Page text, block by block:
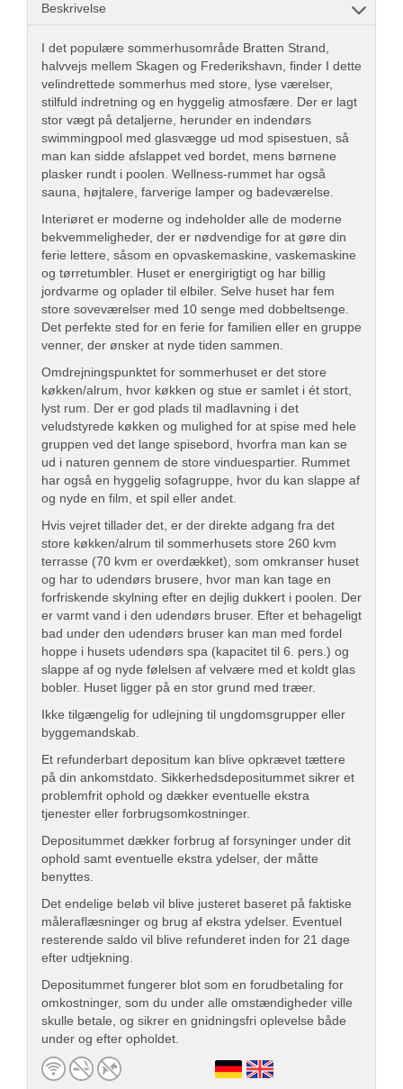
Beskrivelse
I det populære sommerhusområde Bratten Strand,
halvvejs mellem Skagen og Frederikshavn, finder I dette
velindrettede sommerhus med store, lyse værelser,
stilfuld indretning og en hyggelig atmosfære. Der er lagt
stor vægt på detaljerne, herunder en indendørs
swimmingpool med glasvægge ud mod spisestuen, så
man kan sidde afslappet ved bordet, mens børnene
plasker rundt i poolen. Wellness-rummet har også
sauna, højtalere, farverige lamper og badeværelse.
Interiøret er moderne og indeholder alle de moderne
bekvemmeligheder, der er nødvendige for at gøre din
ferie lettere, såsom en opvaskemaskine, vaskemaskine
og tørretumbler. Huset er energirigtigt og har billig
jordvarme og oplader til elbiler. Selve huset har fem
store soveværelser med 10 senge med dobbeltsenge.
Det perfekte sted for en ferie for familien eller en gruppe
venner, der ønsker at nyde tiden sammen.
Omdrejningspunktet for sommerhuset er det store
køkken/alrum, hvor køkken og stue er samlet i ét stort,
lyst rum. Der er god plads til madlavning i det
veludstyrede køkken og mulighed for at spise med hele
gruppen ved det lange spisebord, hvorfra man kan se
ud i naturen gennem de store vinduespartier. Rummet
har også en hyggelig sofagruppe, hvor du kan slappe af
og nyde en film, et spil eller andet.
Hvis vejret tillader det, er der direkte adgang fra det
store køkken/alrum til sommerhusets store 260 kvm
terrasse (70 kvm er overdækket), som omkranser huset
og har to udendørs brusere, hvor man kan tage en
forfriskende skylning efter en dejlig dukkert i poolen. Der
er varmt vand i den udendørs bruser. Efter et behageligt
bad under den udendørs bruser kan man med fordel
hoppe i husets udendørs spa (kapacitet til 6. pers.) og
slappe af og nyde følelsen af velvære med et koldt glas
bobler. Huset ligger på en stor grund med træer.
Ikke tilgængelig for udlejning til ungdomsgrupper eller
byggemandskab.
Et refunderbart depositum kan blive opkrævet tættere
på din ankomstdato. Sikkerhedsdepositummet sikrer et
problemfrit ophold og dækker eventuelle ekstra
tjenester eller forbrugsomkostninger.
Depositummet dækker forbrug af forsyninger under dit
ophold samt eventuelle ekstra ydelser, der måtte
benyttes.
Det endelige beløb vil blive justeret baseret på faktiske
måleraflæsninger og brug af ekstra ydelser. Eventuel
resterende saldo vil blive refunderet inden for 21 dage
efter udtjekning.
Depositummet fungerer blot som en forudbetaling for
omkostninger, som du under alle omstændigheder ville
skulle betale, og sikrer en gnidningsfri oplevelse både
under og efter opholdet.